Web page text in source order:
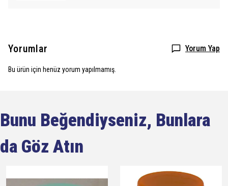
Yorumlar Yorum Yap
Bu ürün için henüz yorum yapılmamış.
Bunu Beğendiyseniz, Bunlara
da Göz Atın